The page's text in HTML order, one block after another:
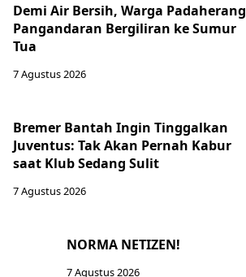
Demi Air Bersih, Warga Padaherang
Pangandaran Bergiliran ke Sumur
Tua
7 Agustus 2026
Bremer Bantah Ingin Tinggalkan
Juventus: Tak Akan Pernah Kabur
saat Klub Sedang Sulit
7 Agustus 2026
NORMA NETIZEN!
7 Agustus 2026